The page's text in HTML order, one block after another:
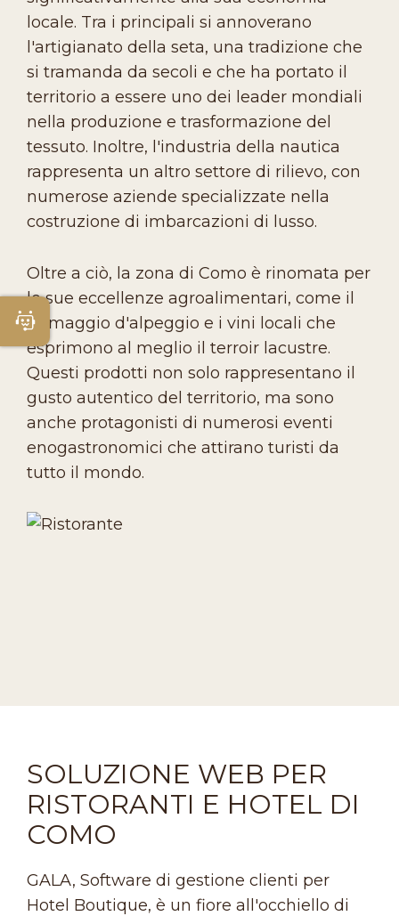
locale. Tra i principali si annoverano
l'artigianato della seta, una tradizione che
si tramanda da secoli e che ha portato il
territorio a essere uno dei leader mondiali
nella produzione e trasformazione del
tessuto. Inoltre, l'industria della nautica
rappresenta un altro settore di rilievo, con
numerose aziende specializzate nella
costruzione di imbarcazioni di lusso.
Oltre a ciò, la zona di Como è rinomata per
le sue eccellenze agroalimentari, come il
formaggio d'alpeggio e i vini locali che
esprimono al meglio il terroir lacustre.
Questi prodotti non solo rappresentano il
gusto autentico del territorio, ma sono
anche protagonisti di numerosi eventi
enogastronomici che attirano turisti da
tutto il mondo.
SOLUZIONE WEB PER
RISTORANTI E HOTEL DI
COMO
GALA, Software di gestione clienti per
Hotel Boutique, è un fiore all'occhiello di
Apri Chatbot